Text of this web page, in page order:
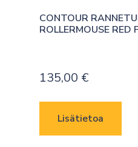
CONTOUR
ROLLERMOUSE RED
135,00 €
Lisätietoa